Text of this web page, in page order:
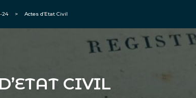
24 > Actes d’Etat Civil
CIVIL